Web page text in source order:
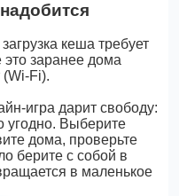
кеша требует
это заранее дома
(Wi-Fi).
игра дарит свободу:
угодно. Выберите
дома, проверьте
берите с собой в
в маленькое